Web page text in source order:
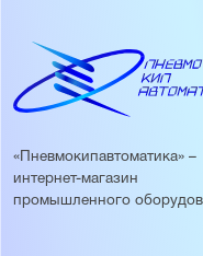
«Пневмокипавтоматика» –
интернет-магазин
промышленного